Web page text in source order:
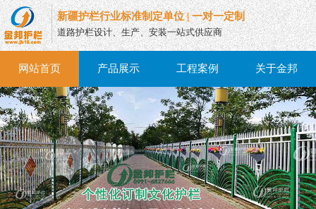
新疆护栏行业标准制定单位 | 一对一定制
道路护栏设计、生产、安装一站式供应商
网站首页 产品展示 工程案例 关于金邦